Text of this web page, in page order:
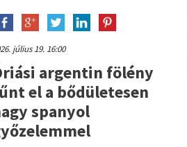
július 19. 16:00
argentin fölény
el a bődületesen
spanyol